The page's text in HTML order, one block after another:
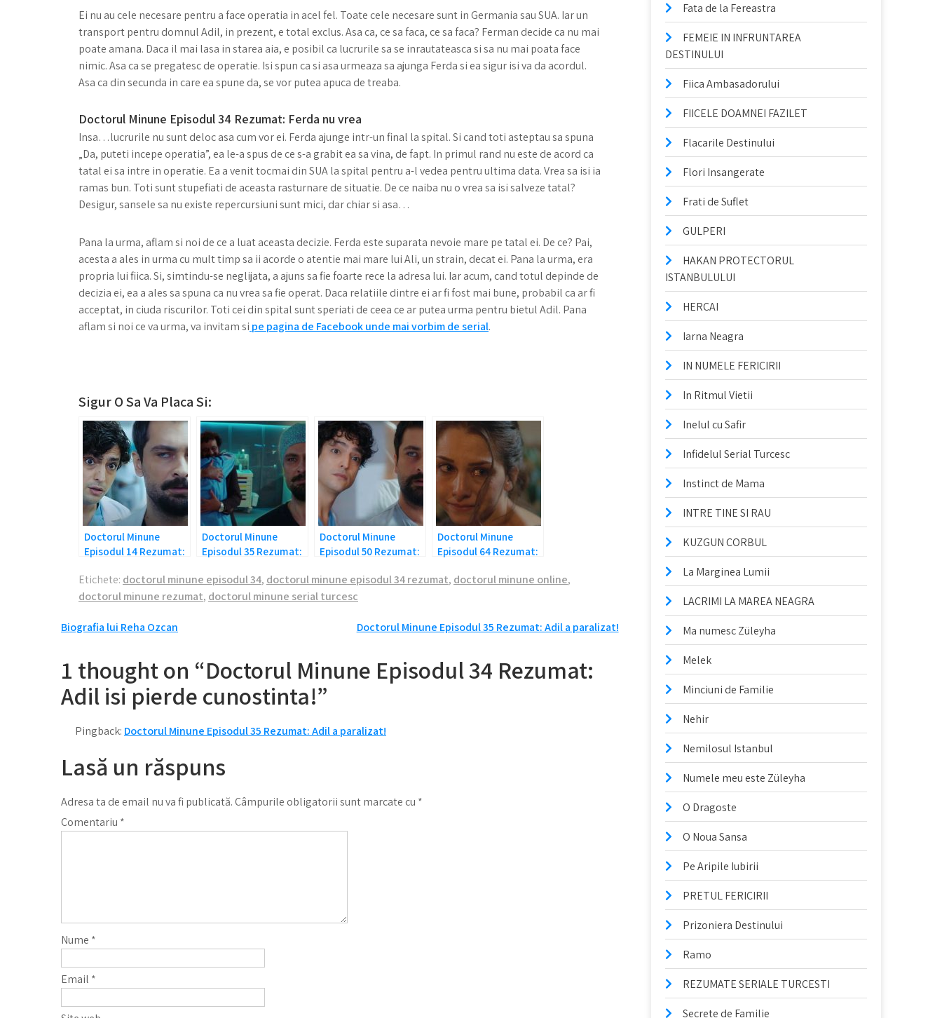
Ei nu au cele necesare pentru a face operatia in acel fel. Toate cele necesare sunt in Germania sau SUA. Iar un
transport pentru domnul Adil, in prezent, e total exclus. Asa ca, ce sa faca, ce sa faca? Ferman decide ca nu mai
poate amana. Daca il mai lasa in starea aia, e posibil ca lucrurile sa se inrautateasca si sa nu mai poata face
nimic. Asa ca se pregatesc de operatie. Isi spun ca si asa urmeaza sa ajunga Ferda si ea sigur isi va da acordul.
Asa ca din secunda in care ea spune da, se vor putea apuca de treaba.
Doctorul Minune Episodul 34 Rezumat: Ferda nu vrea
Insa…lucrurile nu sunt deloc asa cum vor ei. Ferda ajunge intr-un final la spital. Si cand toti asteptau sa spuna
„Da, puteti incepe operatia”, ea le-a spus de ce s-a grabit ea sa vina, de fapt. In primul rand nu este de acord ca
tatal ei sa intre in operatie. Ea a venit tocmai din SUA la spital pentru a-l vedea pentru ultima data. Vrea sa isi ia
ramas bun. Toti sunt stupefiati de aceasta rasturnare de situatie. De ce naiba nu o vrea sa isi salveze tatal?
Desigur, sansele sa nu existe repercursiuni sunt mici, dar chiar si asa…
Pana la urma, aflam si noi de ce a luat aceasta decizie. Ferda este suparata nevoie mare pe tatal ei. De ce? Pai,
acesta a ales in urma cu mult timp sa ii acorde o atentie mai mare lui Ali, un strain, decat ei. Pana la urma, era
propria lui fiica. Si, simtindu-se neglijata, a ajuns sa fie foarte rece la adresa lui. Iar acum, cand totul depinde de
decizia ei, ea a ales sa spuna ca nu vrea sa fie operat. Daca relatiile dintre ei ar fi fost mai bune, probabil ca ar fi
acceptat, in ciuda riscurilor. Toti cei din spital sunt speriati de ceea ce ar putea urma pentru bietul Adil. Pana
aflam si noi ce va urma, va invitam si pe pagina de Facebook unde mai vorbim de serial.
Sigur O Sa Va Placa Si:
Doctorul Minune
Episodul 14 Rezumat:
Doctorul Minune
Episodul 35 Rezumat:
Doctorul Minune
Episodul 50 Rezumat:
Doctorul Minune
Episodul 64 Rezumat:
Etichete: doctorul minune episodul 34, doctorul minune episodul 34 rezumat, doctorul minune online,
doctorul minune rezumat, doctorul minune serial turcesc
Navigare
în
articole
Biografia lui Reha Ozcan Doctorul Minune Episodul 35 Rezumat: Adil a paralizat!
1 thought on “Doctorul Minune Episodul 34 Rezumat:
Adil isi pierde cunostinta!”
Pingback: Doctorul Minune Episodul 35 Rezumat: Adil a paralizat!
Lasă un răspuns
Adresa ta de email nu va fi publicată.Câmpurile obligatorii sunt marcate cu *
Comentariu *
Nume *
Email *
Fata de la Fereastra
FEMEIE IN INFRUNTAREA
DESTINULUI
Fiica Ambasadorului
FIICELE DOAMNEI FAZILET
Flacarile Destinului
Flori Insangerate
Frati de Suflet
GULPERI
HAKAN PROTECTORUL
ISTANBULULUI
HERCAI
Iarna Neagra
IN NUMELE FERICIRII
In Ritmul Vietii
Inelul cu Safir
Infidelul Serial Turcesc
Instinct de Mama
INTRE TINE SI RAU
KUZGUN CORBUL
La Marginea Lumii
LACRIMI LA MAREA NEAGRA
Ma numesc Züleyha
Melek
Minciuni de Familie
Nehir
Nemilosul Istanbul
Numele meu este Züleyha
O Dragoste
O Noua Sansa
Pe Aripile Iubirii
PRETUL FERICIRII
Prizoniera Destinului
Ramo
REZUMATE SERIALE TURCESTI
Secrete de Familie